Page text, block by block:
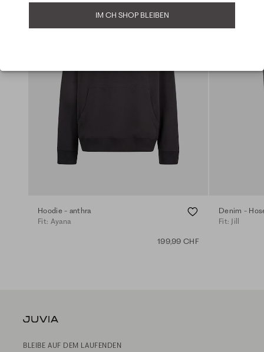
Hoodie - anthra
Fit: Ayana
199,99 CHF
Denim -
Fit: Jill
BLEIBE AUF DEM LAUFENDEN
IM CH SHOP BLEIBEN